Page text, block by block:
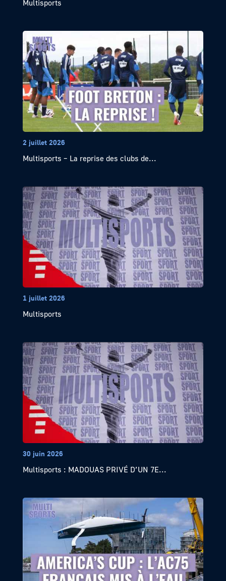
Multisports
2 juillet 2026
Multisports – La reprise des clubs de...
1 juillet 2026
Multisports
30 juin 2026
Multisports : MADOUAS PRIVÉ D’UN 7E...